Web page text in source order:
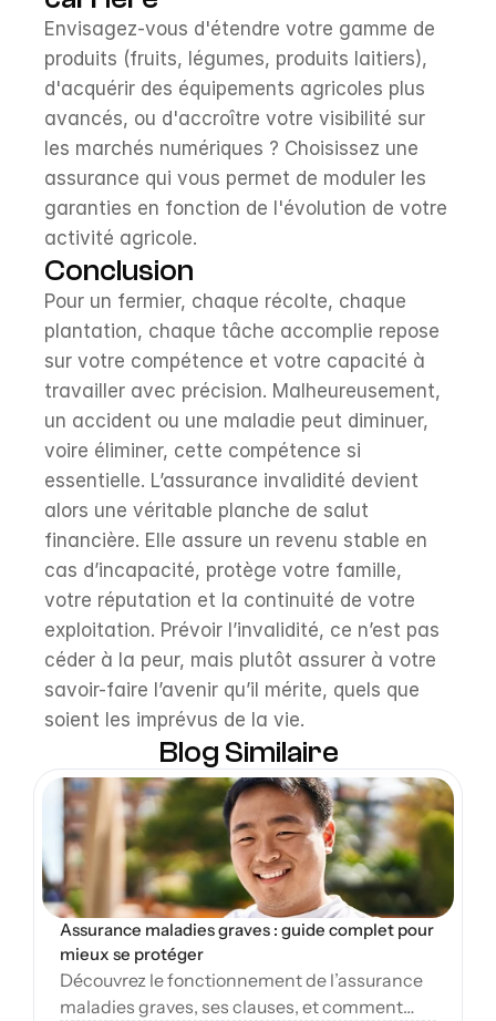
Envisagez-vous d'étendre votre gamme de
produits (fruits, légumes, produits laitiers),
d'acquérir des équipements agricoles plus
avancés, ou d'accroître votre visibilité sur
les marchés numériques ? Choisissez une
assurance qui vous permet de moduler les
garanties en fonction de l'évolution de votre
activité agricole.
Conclusion
Pour un fermier, chaque récolte, chaque
plantation, chaque tâche accomplie repose
sur votre compétence et votre capacité à
travailler avec précision. Malheureusement,
un accident ou une maladie peut diminuer,
voire éliminer, cette compétence si
essentielle. L’assurance invalidité devient
alors une véritable planche de salut
financière. Elle assure un revenu stable en
cas d’incapacité, protège votre famille,
votre réputation et la continuité de votre
exploitation. Prévoir l’invalidité, ce n’est pas
céder à la peur, mais plutôt assurer à votre
savoir-faire l’avenir qu’il mérite, quels que
soient les imprévus de la vie.
Blog Similaire
Blog
Assurance maladies graves : guide complet pour
mieux se protéger
Découvrez le fonctionnement de l’assurance
maladies graves, ses clauses, et comment